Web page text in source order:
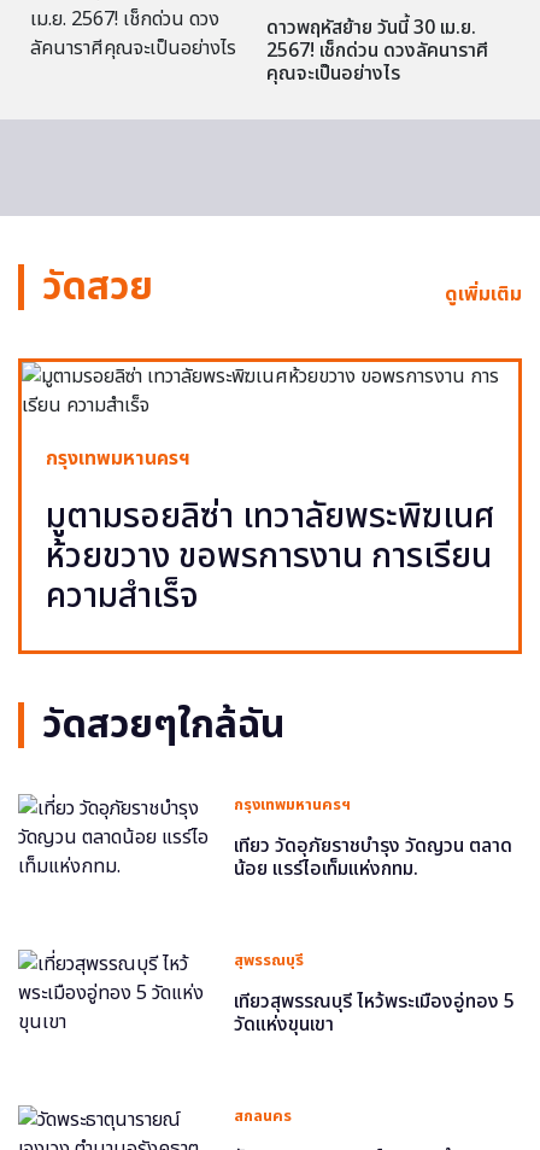
ดาวพฤหัสย้าย วันนี้ 30 เม.ย.
2567! เช็กด่วน ดวงลัคนาราศี
คุณจะเป็นอย่างไร
วัดสวย ดูเพิ่มเติม
กรุงเทพมหานครฯ
มูตามรอยลิซ่า เทวาลัยพระพิฆเนศ
ห้วยขวาง ขอพรการงาน การเรียน
ความสำเร็จ
วัดสวยๆใกล้ฉัน
กรุงเทพมหานครฯ
เที่ยว วัดอุภัยราชบำรุง วัดญวน ตลาด
น้อย แรร์ไอเท็มแห่งกทม.
สุพรรณบุรี
เที่ยวสุพรรณบุรี ไหว้พระเมืองอู่ทอง 5
วัดแห่งขุนเขา
สกลนคร